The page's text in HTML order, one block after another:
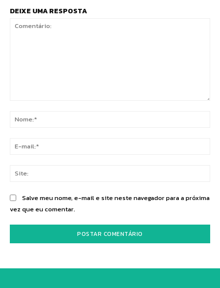
DEIXE UMA RESPOSTA
Salve meu nome, e-mail e site neste navegador para a próxima
vez que eu comentar.